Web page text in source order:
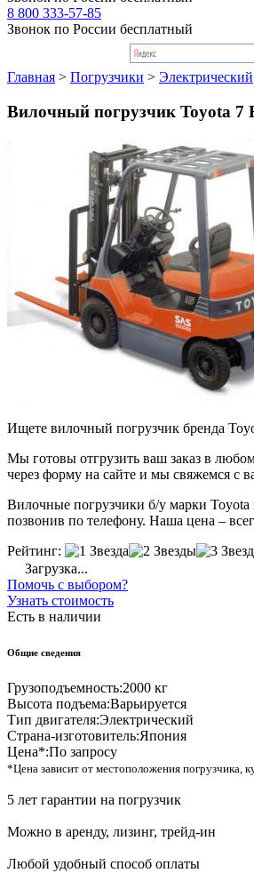
8 800 333-57-85
Звонок по России бесплатный
Главная > Погрузчики > Электрический
Вилочный погрузчик Toyota 7
Ищете вилочный погрузчик бренда
Мы готовы отгрузить ваш заказ в любом
через форму на сайте и мы свяжемся с
Вилочные погрузчики б/у марки Toyota
позвонив по телефону. Наша цена –
Рейтинг:
Загрузка...
Помочь с выбором?
Узнать стоимость
Есть в наличии
Общие сведения
Грузоподъемность:2000 кг
Высота подъема:Варьируется
Тип двигателя:Электрический
Страна-изготовитель:Япония
Цена*:По запросу
*Цена зависит от местоположения погрузчика,
5 лет гарантии на погрузчик
Можно в аренду, лизинг, трейд-ин
Любой удобный способ оплаты